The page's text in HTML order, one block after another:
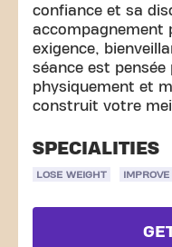
confiance et sa
accompagnement
exigence,
séance est
physiquement et
construit votre
SPECIALITIES
LOSE WEIGHT